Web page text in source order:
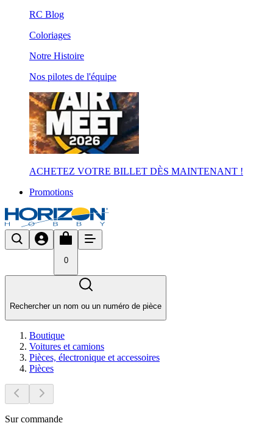
RC Blog
Coloriages
Notre Histoire
Nos pilotes de l'équipe
ACHETEZ VOTRE BILLET DÈS MAINTENANT !
Promotions
0
Rechercher un nom ou un numéro de pièce
Boutique
Voitures et camions
Pièces, électronique et accessoires
Pièces
Sur commande